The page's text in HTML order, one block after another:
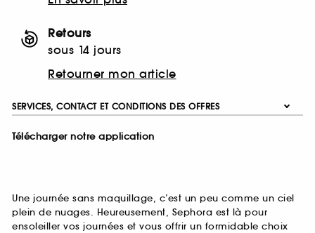
Retours
sous 14 jours
Retourner mon article
SERVICES, CONTACT ET CONDITIONS DES OFFRES
Télécharger notre application
Une journée sans maquillage, c’est un peu comme un ciel
plein de nuages. Heureusement, Sephora est là pour
ensoleiller vos journées et vous offrir un formidable choix